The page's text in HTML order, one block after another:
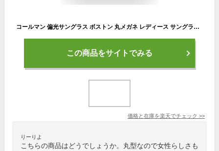
コールマン 偏光サングラス ボストン 丸メガネ レディース サングラス Coleman CLA08 CLT03 おしゃれ ドライブ 薄い色 アイウェア ブランド UVカット ドライブ 運転用 UV400 紫外線対策 かわいい ライトカラーレンズ グラデーションレンズ 軽量 定形外郵便 送料無料
この商品をサイトでみる
価格と在庫を楽天でチェック >>
りーりよ
こちらの商品はどうでしょうか。丸型なので女性らしさも